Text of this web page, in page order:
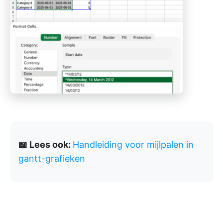
📖 Lees ook: Handleiding voor mijlpalen in
gantt-grafieken